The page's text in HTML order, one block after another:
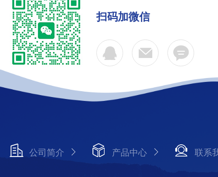
扫码加微信
公司简介 产品中心 联系